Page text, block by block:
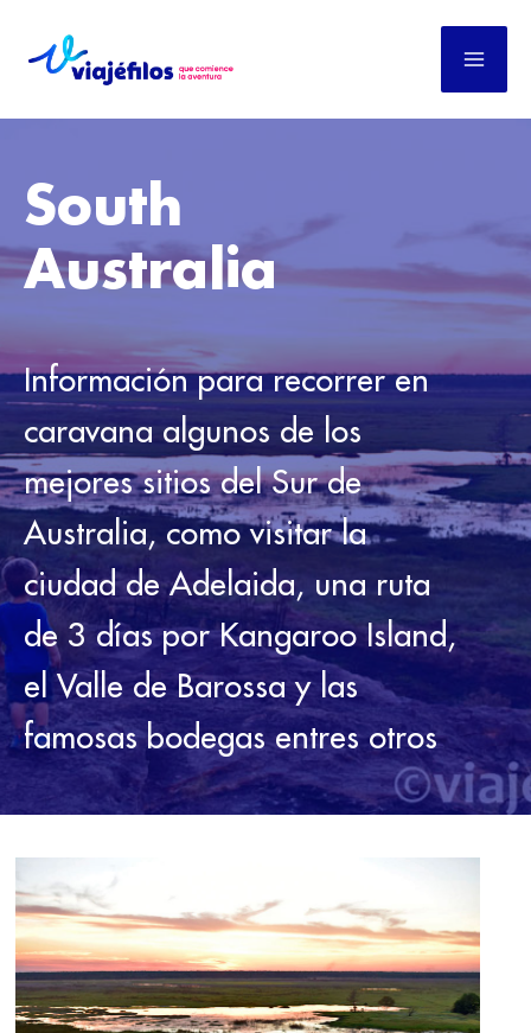
contenido
South
Australia
Información para recorrer en
caravana algunos de los
mejores sitios del Sur de
Australia, como visitar la
ciudad de Adelaida, una ruta
de 3 días por Kangaroo Island,
el Valle de Barossa y las
famosas bodegas entres otros
EL
TERRITORIO
NORTE
DE
AUSTRALIA
CON